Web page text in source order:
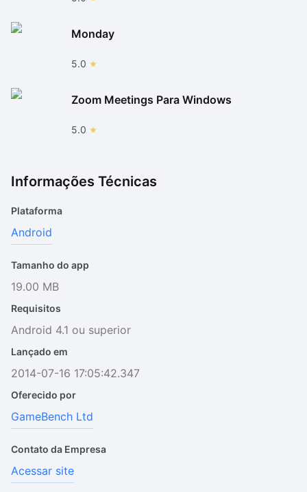
Monday
5.0
Zoom Meetings Para Windows
5.0
Informações Técnicas
Plataforma
Android
Tamanho do app
19.00 MB
Requisitos
Android 4.1 ou superior
Lançado em
2014-07-16 17:05:42.347
Oferecido por
GameBench Ltd
Contato da Empresa
Acessar site